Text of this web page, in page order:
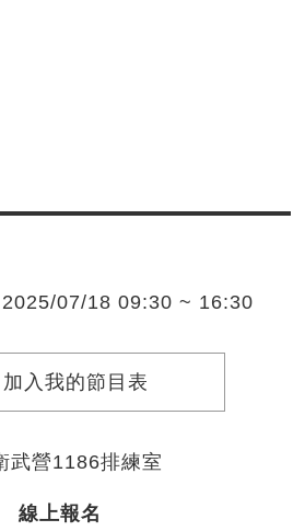
07/18 09:30 ~ 16:30
加入我的節目表
武營1186排練室
線上報名